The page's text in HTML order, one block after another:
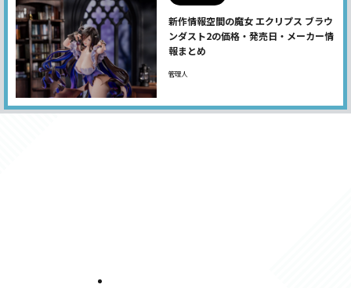
新作情報空間の魔女 エクリプス ブラウ
ンダスト2の価格・発売日・メーカー情
報まとめ
管理人